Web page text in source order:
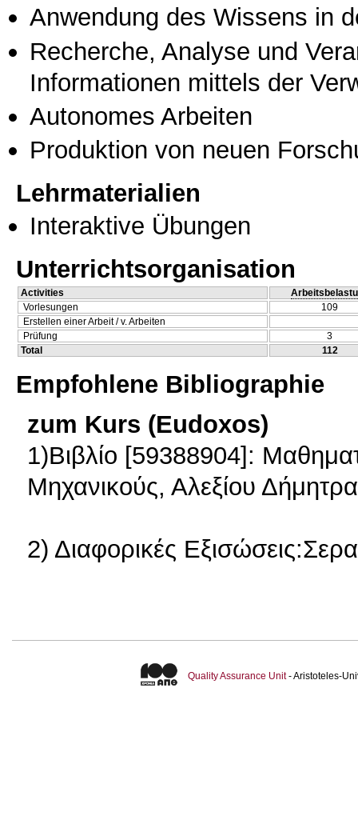
Anwendung des Wissens in
Recherche, Analyse und
Informationen mittels der
Autonomes Arbeiten
Produktion von neuen
Lehrmaterialien
Interaktive Übungen
Unterrichtsorganisation
Activities
Vorlesungen
109
Erstellen einer Arbeit / v. Arbeiten
Prüfung
3
Total
112
Empfohlene Bibliographie
zum Kurs (Eudoxos)
1)Βιβλίο [59388904]:
Μηχανικούς, Αλεξίου
2) Διαφορικές
Quality Assurance Unit- Aristoteles-